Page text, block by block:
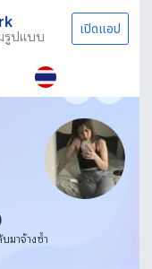
รูปแบบ เปิดแอป
มาจ้างซ้ำ